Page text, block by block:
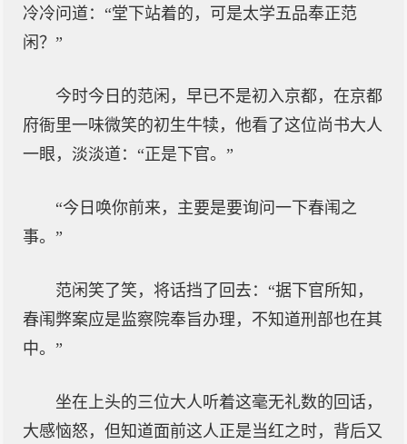
冷冷问道：“堂下站着的，可是太学五品奉正范
闲？”
今时今日的范闲，早已不是初入京都，在京都
府衙里一味微笑的初生牛犊，他看了这位尚书大人
一眼，淡淡道：“正是下官。”
“今日唤你前来，主要是要询问一下春闱之
事。”
范闲笑了笑，将话挡了回去：“据下官所知，
春闱弊案应是监察院奉旨办理，不知道刑部也在其
中。”
坐在上头的三位大人听着这毫无礼数的回话，
大感恼怒，但知道面前这人正是当红之时，背后又